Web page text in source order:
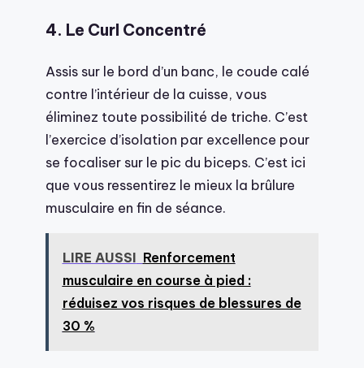
4. Le Curl Concentré
Assis sur le bord d’un banc, le coude calé
contre l’intérieur de la cuisse, vous
éliminez toute possibilité de triche. C’est
l’exercice d’isolation par excellence pour
se focaliser sur le pic du biceps. C’est ici
que vous ressentirez le mieux la brûlure
musculaire en fin de séance.
LIRE AUSSI Renforcement
musculaire en course à pied :
réduisez vos risques de blessures de
30 %